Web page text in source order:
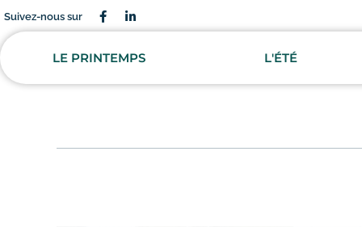
Suivez-nous sur
LE PRINTEMPS L'ÉTÉ